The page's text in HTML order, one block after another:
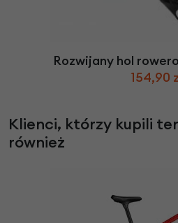
Rozwijany hol
154,90
Klienci, którzy kupili
również